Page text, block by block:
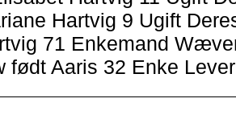
Hartvig 9 Ugift
71 Enkemand
født Aaris 32 Enke